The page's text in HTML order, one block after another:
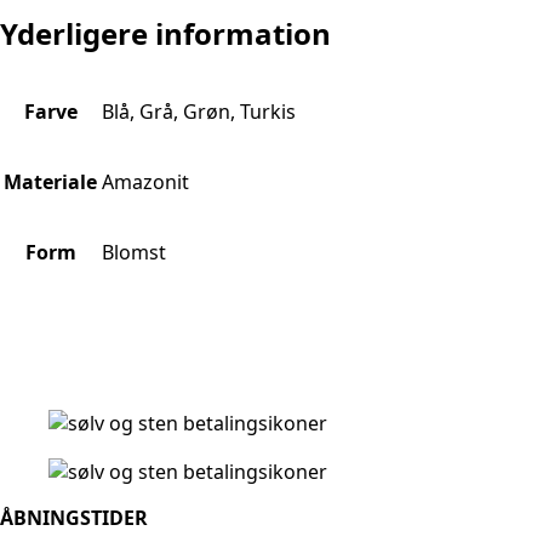
Yderligere information
Farve Blå, Grå, Grøn, Turkis
MaterialeAmazonit
Form Blomst
ÅBNINGSTIDER